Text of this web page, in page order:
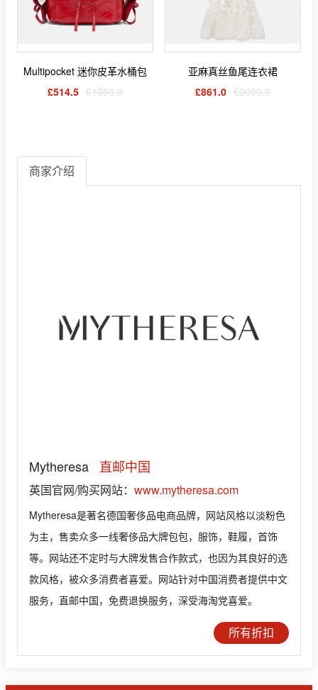
Multipocket 迷你皮革水桶包
£514.5 £1050.0
亚麻真丝鱼尾连衣裙
£861.0 £2050.0
商家介绍
Mytheresa 直邮中国
英国官网/购买网站： www.mytheresa.com
Mytheresa是著名德国奢侈品电商品牌，网站风格以淡粉色
为主，售卖众多一线奢侈品大牌包包，服饰，鞋履，首饰
等。网站还不定时与大牌发售合作款式，也因为其良好的选
款风格，被众多消费者喜爱。网站针对中国消费者提供中文
服务，直邮中国，免费退换服务，深受海淘党喜爱。
所有折扣